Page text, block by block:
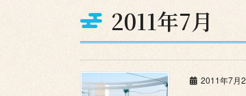
2011年7月
2011年7月